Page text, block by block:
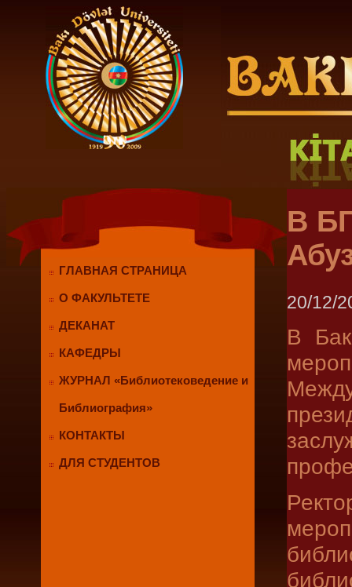
ГЛАВНАЯ СТРАНИЦА
О ФАКУЛЬТЕТЕ
ДЕКАНАТ
КАФЕДРЫ
ЖУРНАЛ «Библиотековедение и
Библиография»
КОНТАКТЫ
ДЛЯ СТУДЕНТОВ
В
20/12/
В